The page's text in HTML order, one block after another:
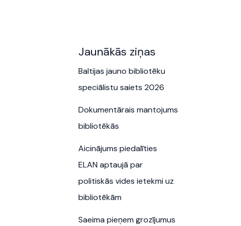
Jaunākās ziņas
Baltijas jauno bibliotēku
speciālistu saiets 2026
Dokumentārais mantojums
bibliotēkās
Aicinājums piedalīties
ELAN aptaujā par
politiskās vides ietekmi uz
bibliotēkām
Saeima pieņem grozījumus